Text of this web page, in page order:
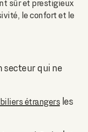
sûr et prestigieux
le confort et le
secteur qui ne
étrangers les